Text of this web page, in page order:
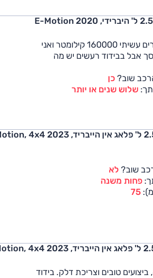
טובים וצריכת דלק. בידוד
שוב? לא
פחות משנה
75
אחלה אוטו בלי מתחרים עשיתי 160000 קילומטר ואני
אבל בבידוד רעשים יש מה
שוב? כן
שלוש שנים או יותר